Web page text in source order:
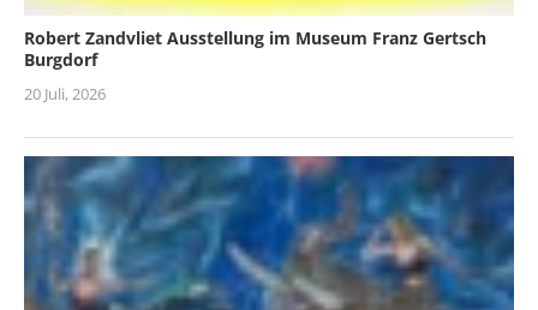
Robert Zandvliet Ausstellung im Museum Franz Gertsch
Burgdorf
20 Juli, 2026